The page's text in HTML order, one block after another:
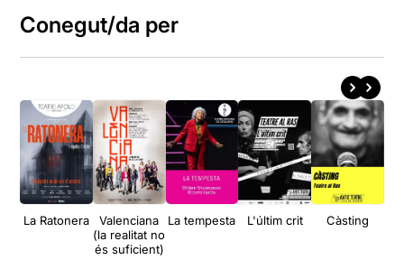
Conegut/da per
La Ratonera
Valenciana
(la realitat no
és suficient)
La tempesta L'últim crit
Càsting